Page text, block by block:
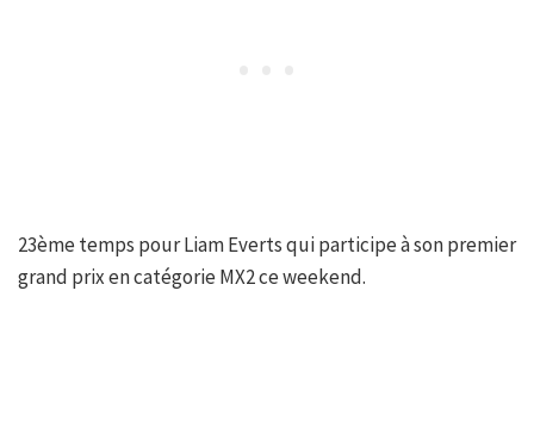
23ème temps pour Liam Everts qui participe à son premier
grand prix en catégorie MX2 ce weekend.